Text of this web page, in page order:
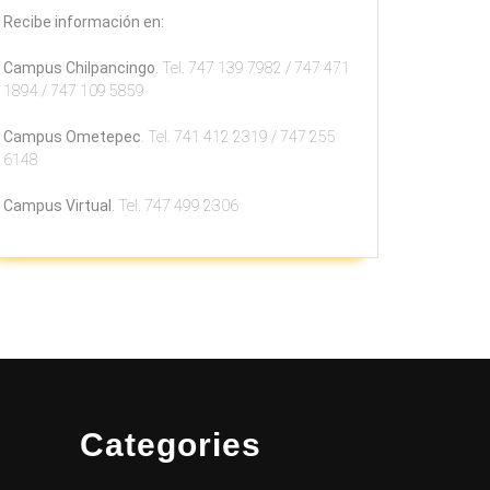
Recibe información en:
Campus Chilpancingo. Tel. 747 139 7982 / 747 471
1894 / 747 109 5859
Campus Ometepec. Tel. 741 412 2319 / 747 255
6148
Campus Virtual . Tel. 747 499 2306
Categories